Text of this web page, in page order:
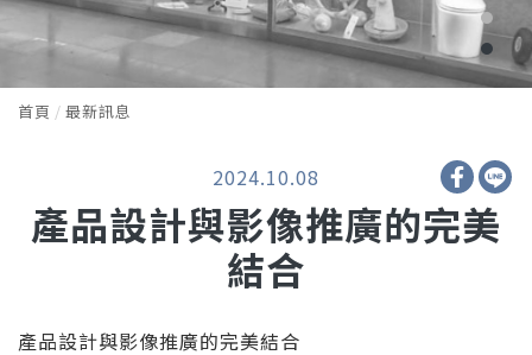
首頁 最新訊息
2024.10.08
產品設計與影像推廣的完美
結合
產品設計與影像推廣的完美結合